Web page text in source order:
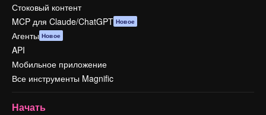
Стоковый контент
MCP для Claude/ChatGPT Новое
Агенты Новое
API
Мобильное приложение
Все инструменты Magnific
Начать